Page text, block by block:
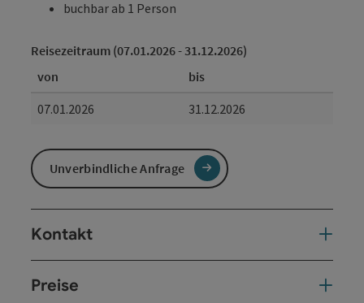
buchbar ab 1 Person
Reisezeitraum (07.01.2026 - 31.12.2026)
von
bis
07.01.2026
31.12.2026
Unverbindliche Anfrage
Kontakt
Preise